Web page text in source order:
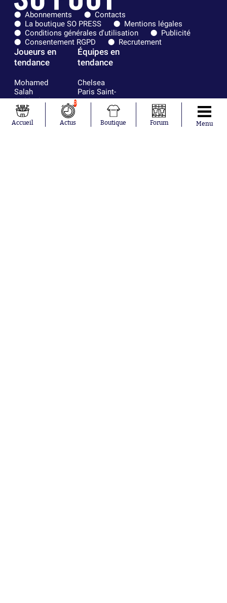
Abonnements
Contacts
La boutique SO PRESS
Mentions légales
Conditions générales d'utilisation
Publicité
Consentement RGPD
Recrutement
Joueurs en
tendance
Mohamed
Salah
Mykhailo
Mudryk
Neymar
Khalis Merah
Équipes en
tendance
Chelsea
Paris Saint-
Germain
Bordeaux
Olympique
lyonnais
Accueil
0
Actus Boutique Forum Menu